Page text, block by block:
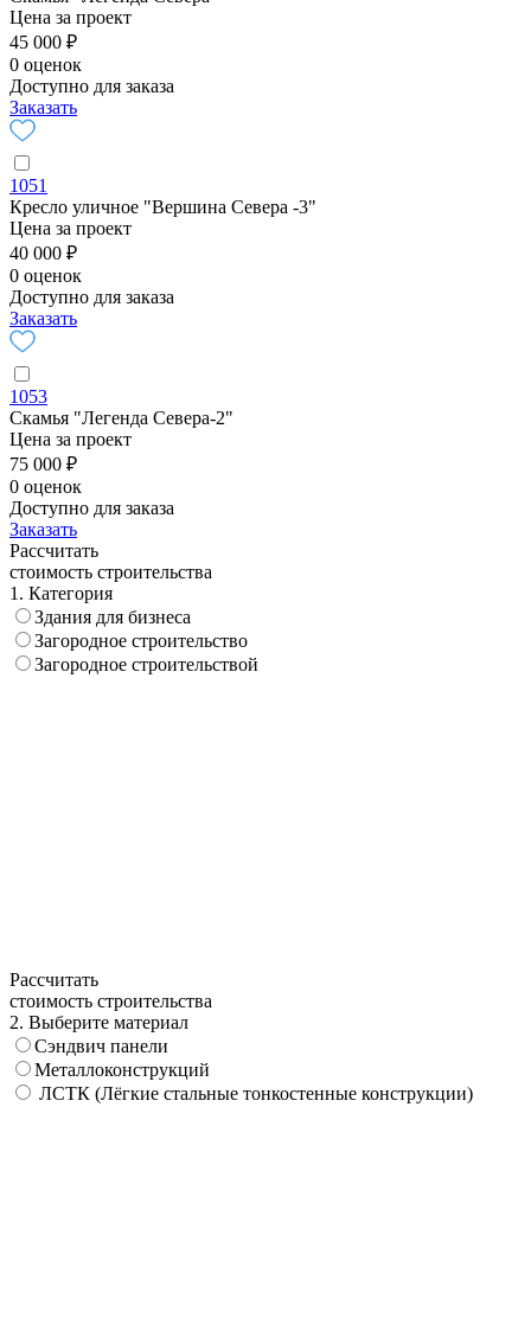
Цена за проект
45 000 ₽
0 оценок
Доступно для заказа
Заказать
1051
Кресло уличное "Вершина Севера -3"
Цена за проект
40 000 ₽
0 оценок
Доступно для заказа
Заказать
1053
Скамья "Легенда Севера-2"
Цена за проект
75 000 ₽
0 оценок
Доступно для заказа
Заказать
Рассчитать
стоимость строительства
1. Категория
Здания для бизнеса
Загородное строительство
Загородное строительствой
Рассчитать
стоимость строительства
2. Выберите материал
Сэндвич панели
Металлоконструкций
ЛСТК (Лёгкие стальные тонкостенные конструкции)